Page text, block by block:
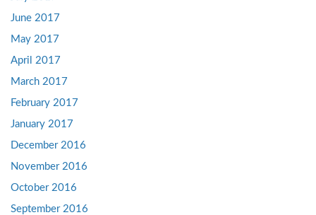
June 2017
May 2017
April 2017
March 2017
February 2017
January 2017
December 2016
November 2016
October 2016
September 2016